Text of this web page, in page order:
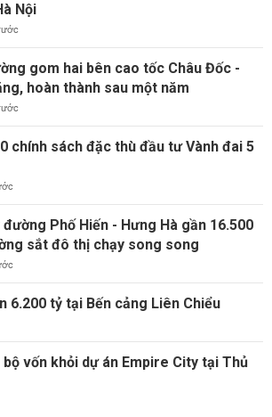
Nội
gom hai bên cao tốc Châu Đốc -
hoàn thành sau một năm
chính sách đặc thù đầu tư Vành đai 5
Phố Hiến - Hưng Hà gần 16.500
sắt đô thị chạy song song
6.200 tỷ tại Bến cảng Liên Chiểu
vốn khỏi dự án Empire City tại Thủ